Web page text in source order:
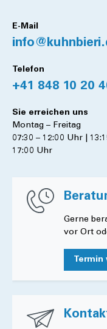
E-Mail
Telefon
+41 848 10 20
Sie erreichen uns
Montag – Freitag
07:30 – 12:00 Uhr |
17:00 Uhr
Gerne
vor Ort